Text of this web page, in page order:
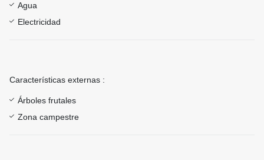
Agua
Electricidad
Características externas :
Árboles frutales
Zona campestre